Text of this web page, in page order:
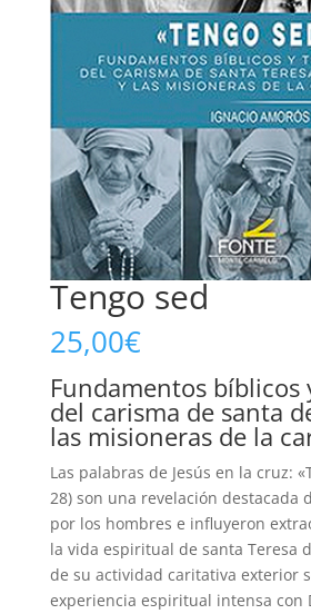
Tengo sed
25,00€
Fundamentos bíblicos
del carisma de santa
las misioneras de la
Las palabras de Jesús en la cruz:
28) son una revelación destacada
por los hombres e influyeron
la vida espiritual de santa Teresa
de su actividad caritativa exterior
experiencia espiritual intensa con